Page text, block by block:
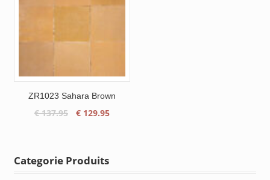
ZR1023 Sahara Brown
€137.95
Le
€ 137.95.
€129.95Le
€ 129.95.
Categorie Produits